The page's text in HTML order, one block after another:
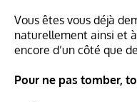
Vous êtes vous déjà
naturellement ainsi et
encore d’un côté que
Pour ne pas tomber,